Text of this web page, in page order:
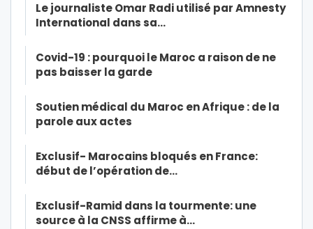
Le journaliste Omar Radi utilisé par Amnesty
International dans sa…
Covid-19 : pourquoi le Maroc a raison de ne
pas baisser la garde
Soutien médical du Maroc en Afrique : de la
parole aux actes
Exclusif- Marocains bloqués en France:
début de l’opération de…
Exclusif-Ramid dans la tourmente: une
source à la CNSS affirme à…